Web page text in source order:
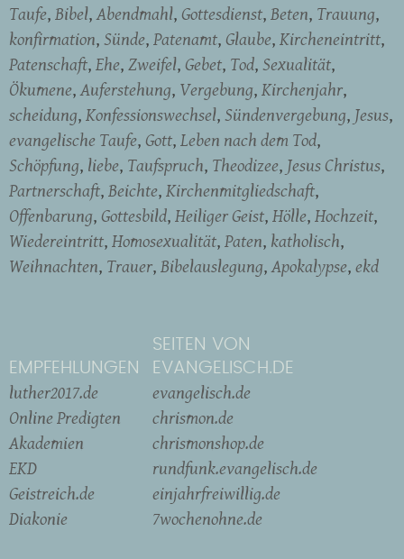
Taufe Bibel Abendmahl Gottesdienst Beten Trauung
konfirmation Sünde Patenamt Glaube Kircheneintritt
Patenschaft Ehe Zweifel Gebet Tod Sexualität
Ökumene Auferstehung Vergebung Kirchenjahr
scheidung Konfessionswechsel Sündenvergebung Jesus
evangelische Taufe Gott Leben nach dem Tod
Schöpfung liebe Taufspruch Theodizee Jesus Christus
Partnerschaft Beichte Kirchenmitgliedschaft
Offenbarung Gottesbild Heiliger Geist Hölle Hochzeit
Wiedereintritt Homosexualität Paten katholisch
Weihnachten Trauer Bibelauslegung Apokalypse ekd
EMPFEHLUNGEN
luther2017.de
Online Predigten
Akademien
EKD
Geistreich.de
Diakonie
SEITEN VON
EVANGELISCH.DE
evangelisch.de
chrismon.de
chrismonshop.de
rundfunk.evangelisch.de
einjahrfreiwillig.de
7wochenohne.de